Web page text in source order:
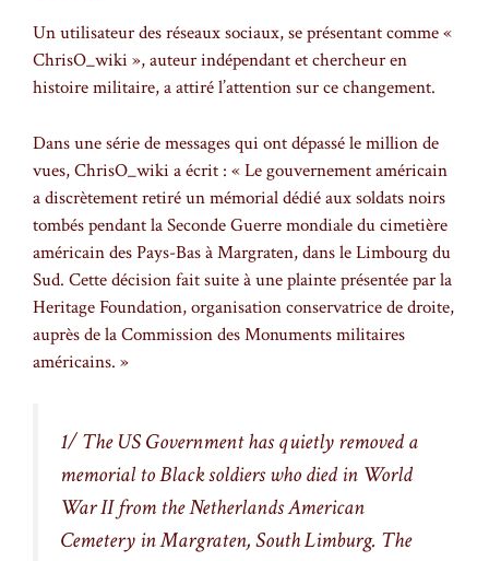
Un utilisateur des réseaux sociaux, se présentant comme «
ChrisO_wiki », auteur indépendant et chercheur en
histoire militaire, a attiré l’attention sur ce changement.
Dans une série de messages qui ont dépassé le million de
vues, ChrisO_wiki a écrit : « Le gouvernement américain
a discrètement retiré un mémorial dédié aux soldats noirs
tombés pendant la Seconde Guerre mondiale du cimetière
américain des Pays-Bas à Margraten, dans le Limbourg du
Sud. Cette décision fait suite à une plainte présentée par la
Heritage Foundation, organisation conservatrice de droite,
auprès de la Commission des Monuments militaires
américains. »
1/ The US Government has quietly removed a
memorial to Black soldiers who died in World
War II from the Netherlands American
Cemetery in Margraten, South Limburg. The